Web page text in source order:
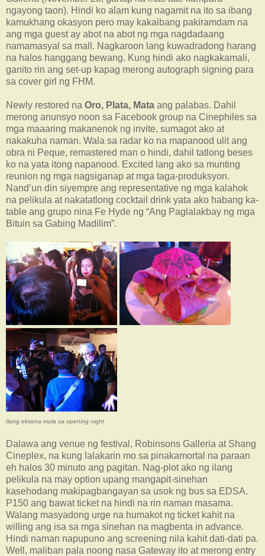
ngayong taon). Hindi ko alam kung nagamit na ito sa ibang
kamukhang okasyon pero may kakaibang pakiramdam na
ang mga guest ay abot na abot ng mga nagdadaang
namamasyal sa mall. Nagkaroon lang kuwadradong harang
na halos hanggang bewang. Kung hindi ako nagkakamali,
ganito rin ang set-up kapag merong autograph signing para
sa cover girl ng FHM.
Newly restored na Oro, Plata, Mata ang palabas. Dahil
merong anunsyo noon sa Facebook group na Cinephiles sa
mga maaaring makanenok ng invite, sumagot ako at
nakakuha naman. Wala sa radar ko na mapanood ulit ang
obra ni Peque, remastered man o hindi, dahil tatlong beses
ko na yata itong napanood. Excited lang ako sa munting
reunion ng mga nagsiganap at mga taga-produksyon.
Nand’un din siyempre ang representative ng mga kalahok
na pelikula at nakatatlong cocktail drink yata ako habang ka-
table ang grupo nina Fe Hyde ng “Ang Paglalakbay ng mga
Bituin sa Gabing Madilim”.
Ilang eksena mula sa opening night
Dalawa ang venue ng festival, Robinsons Galleria at Shang
Cineplex, na kung lalakarin mo sa pinakamortal na paraan
eh halos 30 minuto ang pagitan. Nag-plot ako ng ilang
pelikula na may option upang mangapit-sinehan
kasehodang makipagbangayan sa usok ng bus sa EDSA.
P150 ang bawat ticket na hindi na rin naman masama.
Walang masyadong urge na humakot ng ticket kahit na
willing ang isa sa mga sinehan na magbenta in advance.
Hindi naman napupuno ang screening nila kahit dati-dati pa.
Well, maliban pala noong nasa Gateway ito at merong entry